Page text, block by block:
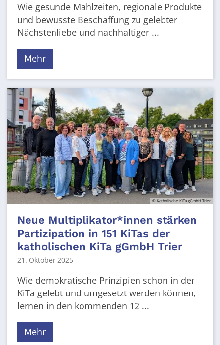
Wie gesunde Mahlzeiten, regionale Produkte
und bewusste Beschaffung zu gelebter
Nächstenliebe und nachhaltiger ...
Mehr
© Katholische KiTa gGmbH Trier
Neue Multiplikator*innen stärken
Partizipation in 151 KiTas der
katholischen KiTa gGmbH Trier
21. Oktober 2025
Wie demokratische Prinzipien schon in der
KiTa gelebt und umgesetzt werden können,
lernen in den kommenden 12 ...
Mehr